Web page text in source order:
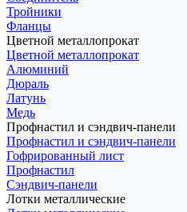
Тройники
Фланцы
Цветной металлопрокат
Цветной металлопрокат
Алюминий
Дюраль
Латунь
Медь
Профнастил и сэндвич-панели
Профнастил и сэндвич-панели
Гофрированный лист
Профнастил
Сэндвич-панели
Лотки металлические